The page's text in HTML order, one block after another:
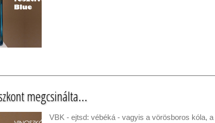
megcsinálta...
VBK - ejtsd: vébéká - vagyis a vörösboros kóla,